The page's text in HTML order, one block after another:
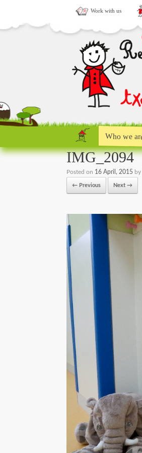
Work with us
Who we
IMG_2094
Posted on 16 April, 2015 by
← Previous Next →